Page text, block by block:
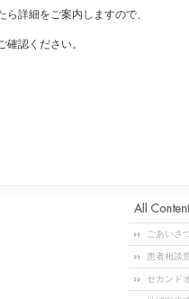
詳細をご案内しますので、
認ください。
ごあいさ
患者相談
セカンド